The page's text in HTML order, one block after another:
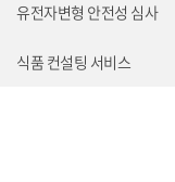
유전자변형 안전성 심사
식품 컨설팅 서비스